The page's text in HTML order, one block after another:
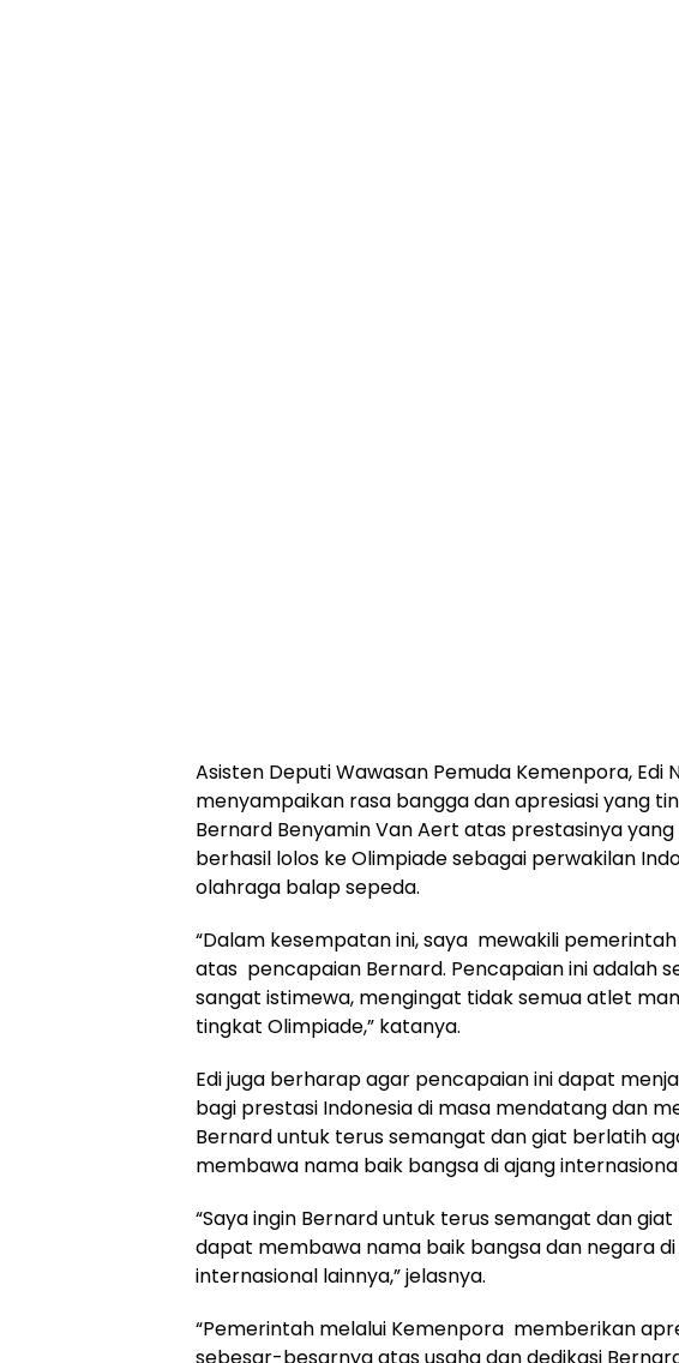
Asisten Deputi Wawasan Pemuda Kemenpora, Edi
menyampaikan rasa bangga dan apresiasi yang
Bernard Benyamin Van Aert atas prestasinya yang
berhasil lolos ke Olimpiade sebagai perwakilan
olahraga balap sepeda.
“Dalam kesempatan ini, saya mewakili
atas pencapaian Bernard. Pencapaian ini adalah
sangat istimewa, mengingat tidak semua atlet
tingkat Olimpiade,” katanya.
Edi juga berharap agar pencapaian ini dapat
bagi prestasi Indonesia di masa mendatang dan
Bernard untuk terus semangat dan giat berlatih
membawa nama baik bangsa di ajang
“Saya ingin Bernard untuk terus semangat dan
dapat membawa nama baik bangsa dan negara
internasional lainnya,” jelasnya.
“Pemerintah melalui Kemenpora memberikan